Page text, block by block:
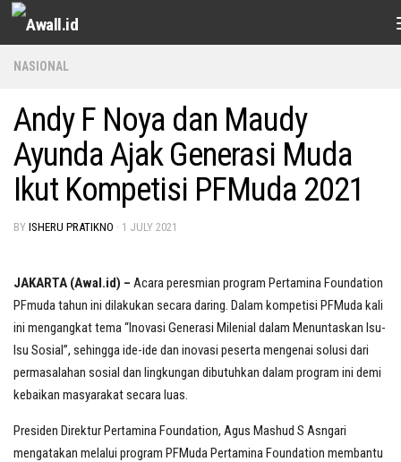
Skip to content
NASIONAL
Andy F Noya dan Maudy
Ayunda Ajak Generasi Muda
Ikut Kompetisi PFMuda 2021
BY ISHERU PRATIKNO · 1 JULY 2021
JAKARTA (Awal.id) – Acara peresmian program Pertamina Foundation
PFmuda tahun ini dilakukan secara daring. Dalam kompetisi PFMuda kali
ini mengangkat tema “Inovasi Generasi Milenial dalam Menuntaskan Isu-
Isu Sosial”, sehingga ide-ide dan inovasi peserta mengenai solusi dari
permasalahan sosial dan lingkungan dibutuhkan dalam program ini demi
kebaikan masyarakat secara luas.
Presiden Direktur Pertamina Foundation, Agus Mashud S Asngari
mengatakan melalui program PFMuda Pertamina Foundation membantu